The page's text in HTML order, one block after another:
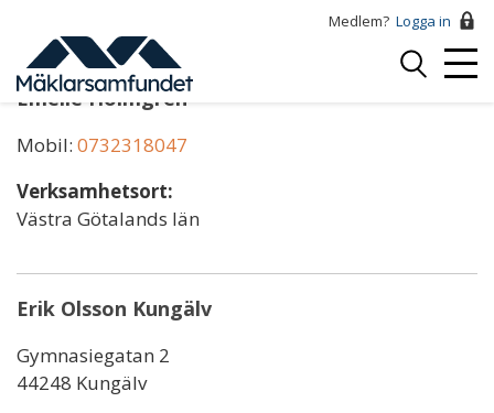
huvudinnehåll
Medlem? Logga in
Logga
Emelie Holmgren
Mobil: 0732318047
Verksamhetsort:
Västra Götalands län
Erik Olsson Kungälv
Gymnasiegatan 2
44248 Kungälv